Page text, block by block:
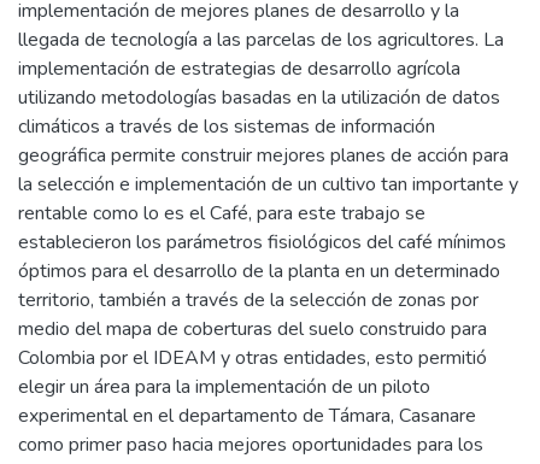
implementación de mejores planes de desarrollo y la
llegada de tecnología a las parcelas de los agricultores. La
implementación de estrategias de desarrollo agrícola
utilizando metodologías basadas en la utilización de datos
climáticos a través de los sistemas de información
geográfica permite construir mejores planes de acción para
la selección e implementación de un cultivo tan importante y
rentable como lo es el Café, para este trabajo se
establecieron los parámetros fisiológicos del café mínimos
óptimos para el desarrollo de la planta en un determinado
territorio, también a través de la selección de zonas por
medio del mapa de coberturas del suelo construido para
Colombia por el IDEAM y otras entidades, esto permitió
elegir un área para la implementación de un piloto
experimental en el departamento de Támara, Casanare
como primer paso hacia mejores oportunidades para los